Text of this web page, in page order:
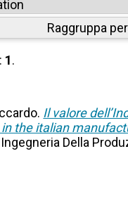
Raggruppa
1.
Il valore
the italian
Della